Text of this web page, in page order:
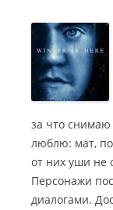
за что
люблю: мат,
от них уши не
Персонажи
диалогами.